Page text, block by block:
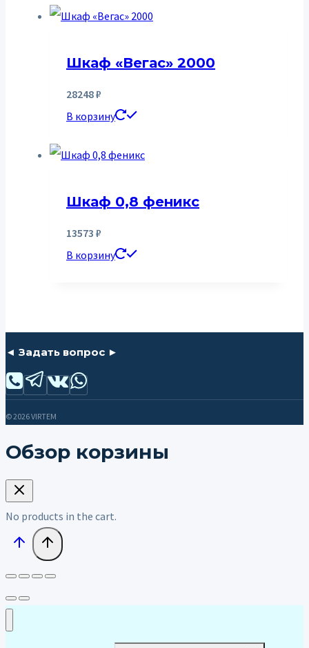
Шкаф «Вегас» 2000
28248₽
В корзину
Шкаф 0,8 феникс
13573 ₽
В корзину
◄ Задать вопрос ►
© 2026 VIRTEM
Обзор корзины
No products in the cart.